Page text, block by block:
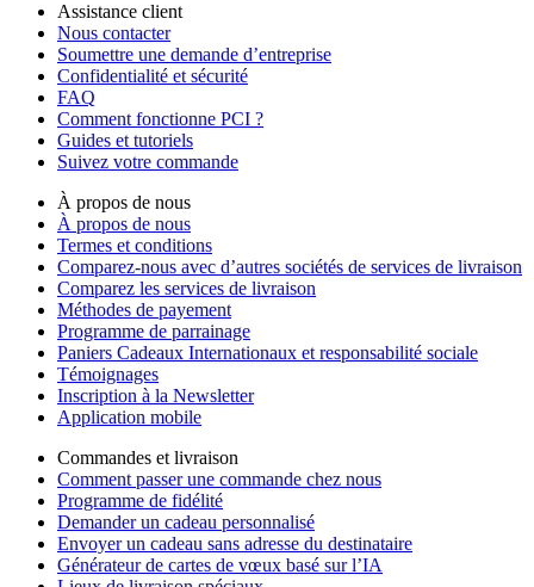
Assistance client
Nous contacter
Soumettre une demande d’entreprise
Confidentialité et sécurité
FAQ
Comment fonctionne PCI ?
Guides et tutoriels
Suivez votre commande
À propos de nous
À propos de nous
Termes et conditions
Comparez-nous avec d’autres sociétés de services de livraison
Comparez les services de livraison
Méthodes de payement
Programme de parrainage
Paniers Cadeaux Internationaux et responsabilité sociale
Témoignages
Inscription à la Newsletter
Application mobile
Commandes et livraison
Comment passer une commande chez nous
Programme de fidélité
Demander un cadeau personnalisé
Envoyer un cadeau sans adresse du destinataire
Générateur de cartes de vœux basé sur l’IA